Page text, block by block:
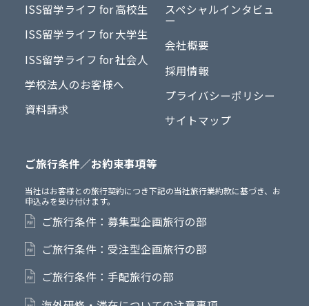
ISS留学ライフ for 高校生
ISS留学ライフ for 大学生
ISS留学ライフ for 社会人
学校法人のお客様へ
資料請求
スペシャルインタビュ
ー
会社概要
採用情報
プライバシーポリシー
サイトマップ
ご旅行条件／お約束事項等
当社はお客様との旅行契約につき下記の当社旅行業約款に基づき、お
申込みを受け付けます。
ご旅行条件：募集型企画旅行の部
ご旅行条件：受注型企画旅行の部
ご旅行条件：手配旅行の部